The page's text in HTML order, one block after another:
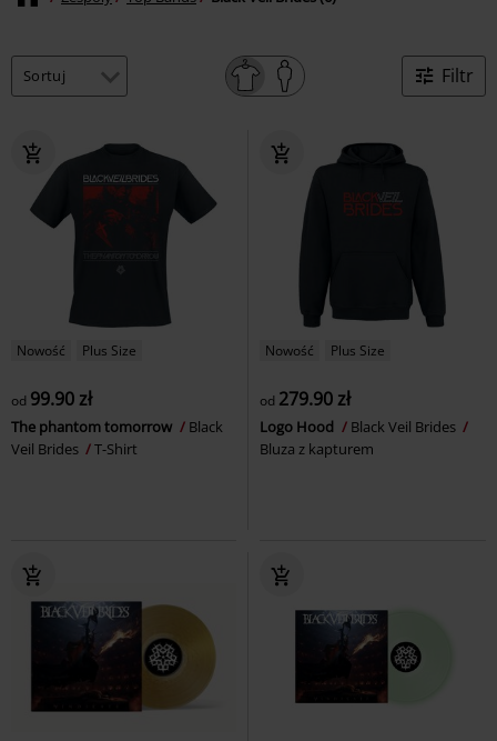
Filtr
Nowość Plus Size
od 99.90 zł
The phantom tomorrow
Black
Veil Brides
T-Shirt
Nowość Plus Size
od 279.90 zł
Logo Hood
Black Veil Brides
Bluza z kapturem